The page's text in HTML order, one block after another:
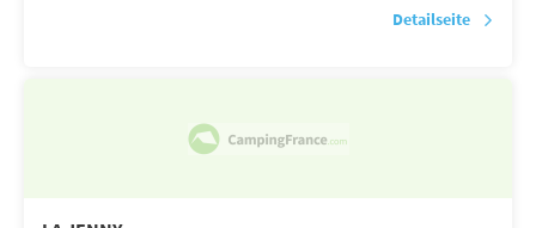
Detailseite